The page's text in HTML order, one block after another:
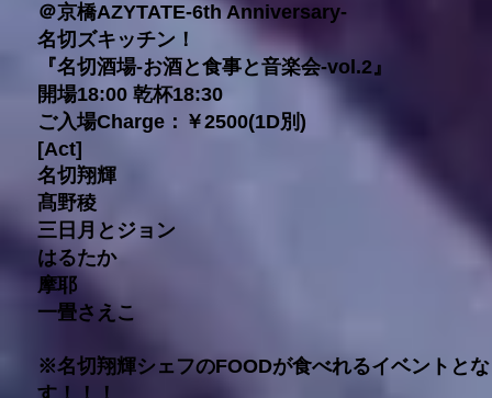
＠京橋AZYTATE-6th Anniversary-
名切ズキッチン！
『名切酒場-お酒と食事と音楽会-vol.2』
開場18:00 乾杯18:30
ご入場Charge：￥2500(1D別)
[Act]
名切翔輝
髙野稜
三日月とジョン
はるたか
摩耶
一畳さえこ
※名切翔輝シェフのFOODが食べれるイベントと
す！！！